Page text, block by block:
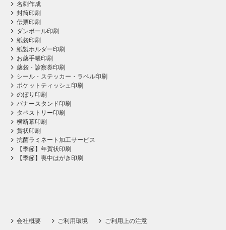
名刺作成
封筒印刷
伝票印刷
ダンボール印刷
紙袋印刷
紙製ホルダー印刷
お薬手帳印刷
薬袋・診察券印刷
シール・ステッカー・ラベル印刷
ポケットティッシュ印刷
のぼり印刷
バナースタンド印刷
タペストリー印刷
横断幕印刷
賞状印刷
抗菌ラミネート加工サービス
【季節】年賀状印刷
【季節】喪中はがき印刷
会社概要 ご利用環境 ご利用上の注意